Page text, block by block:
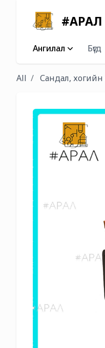
#АРАЛ
Ангилал Бүгд
All Сандал, хогийн